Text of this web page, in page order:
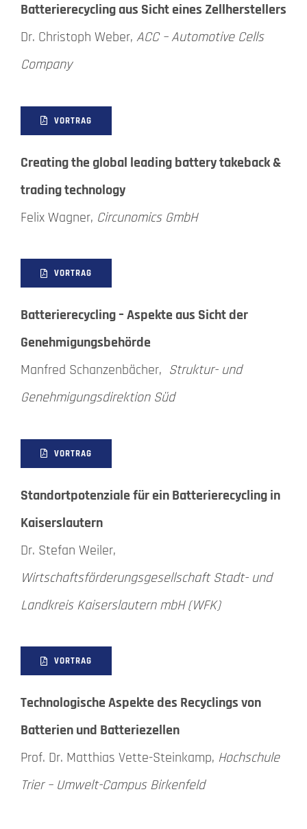
Batterierecycling aus Sicht eines Zellherstellers
Dr. Christoph Weber, ACC – Automotive Cells
Company
VORTRAG
Creating the global leading battery takeback &
trading technology
Felix Wagner, Circunomics GmbH
VORTRAG
Batterierecycling – Aspekte aus Sicht der
Genehmigungsbehörde
Manfred Schanzenbächer, Struktur- und
Genehmigungsdirektion Süd
VORTRAG
Standortpotenziale für ein Batterierecycling in
Kaiserslautern
Dr. Stefan Weiler,
Wirtschaftsförderungsgesellschaft Stadt- und
Landkreis Kaiserslautern mbH (WFK)
VORTRAG
Technologische Aspekte des Recyclings von
Batterien und Batteriezellen
Prof. Dr. Matthias Vette-Steinkamp, Hochschule
Trier – Umwelt-Campus Birkenfeld